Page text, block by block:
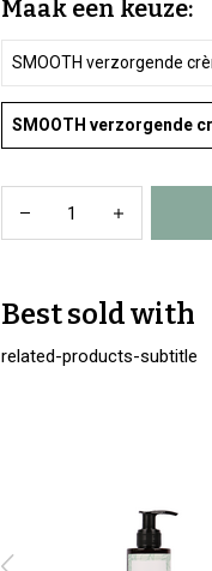
Maak een keuze:
SMOOTH verzorgende
SMOOTH verzorgende
Best sold with
related-products-subtitle